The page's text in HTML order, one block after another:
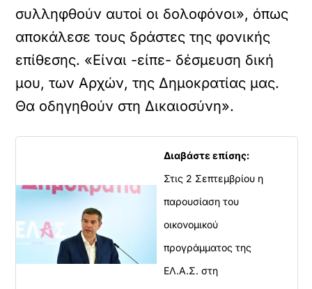
συλληφθούν αυτοί οι δολοφόνοι», όπως
αποκάλεσε τους δράστες της φονικής
επίθεσης. «Είναι -είπε- δέσμευση δική
μου, των Αρχών, της Δημοκρατίας μας.
Θα οδηγηθούν στη Δικαιοσύνη».
Διαβάστε επίσης:
Στις 2 Σεπτεμβρίου η
παρουσίαση του
οικονομικού
προγράμματος της
ΕΛ.Α.Σ. στη